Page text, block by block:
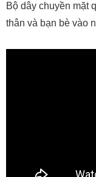
Bộ dây chuyền mặt
thân và bạn bè vào